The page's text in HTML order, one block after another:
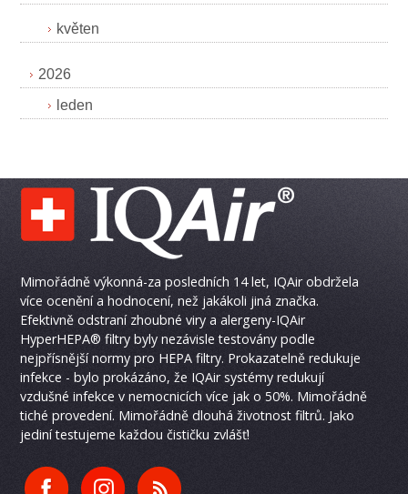
květen
2026
leden
Mimořádně výkonná-za posledních 14 let, IQAir obdržela
více ocenění a hodnocení, než jakákoli jiná značka.
Efektivně odstraní zhoubné viry a alergeny-IQAir
HyperHEPA® filtry byly nezávisle testovány podle
nejpřísnější normy pro HEPA filtry. Prokazatelně redukuje
infekce - bylo prokázáno, že IQAir systémy redukují
vzdušné infekce v nemocnicích více jak o 50%. Mimořádně
tiché provedení. Mimořádně dlouhá životnost filtrů. Jako
jediní testujeme každou čističku zvlášť!